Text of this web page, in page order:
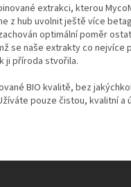
extrakci, kterou
z hub uvolnit ještě více
optimální poměr
se naše extrakty co nejvíce
ji příroda stvořila.
BIO kvalitě, bez
pouze čistou, kvalitní a